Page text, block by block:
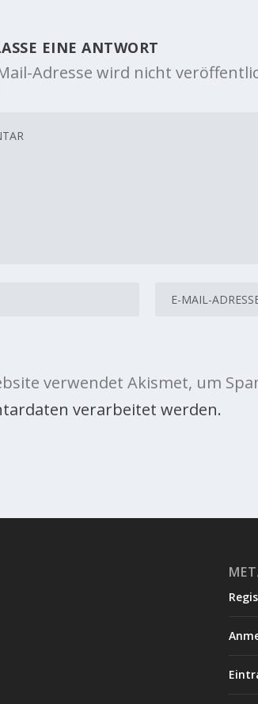
EINE ANTWORT
Adresse wird nicht
verwendet Akismet, um
verarbeitet werden.